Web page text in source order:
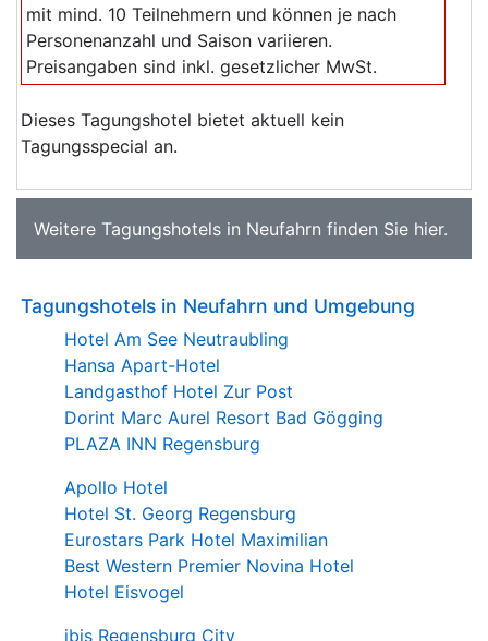
mit mind. 10 Teilnehmern und können je nach
Personenanzahl und Saison variieren.
Preisangaben sind inkl. gesetzlicher MwSt.
Dieses Tagungshotel bietet aktuell kein
Tagungsspecial an.
Weitere Tagungshotels in Neufahrn finden Sie hier.
Tagungshotels in Neufahrn und Umgebung
Hotel Am See Neutraubling
Hansa Apart-Hotel
Landgasthof Hotel Zur Post
Dorint Marc Aurel Resort Bad Gögging
PLAZA INN Regensburg
Apollo Hotel
Hotel St. Georg Regensburg
Eurostars Park Hotel Maximilian
Best Western Premier Novina Hotel
Hotel Eisvogel
ibis Regensburg City